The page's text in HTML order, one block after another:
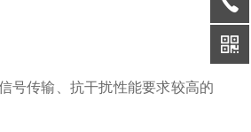
号传输、抗干扰性能要求较高的